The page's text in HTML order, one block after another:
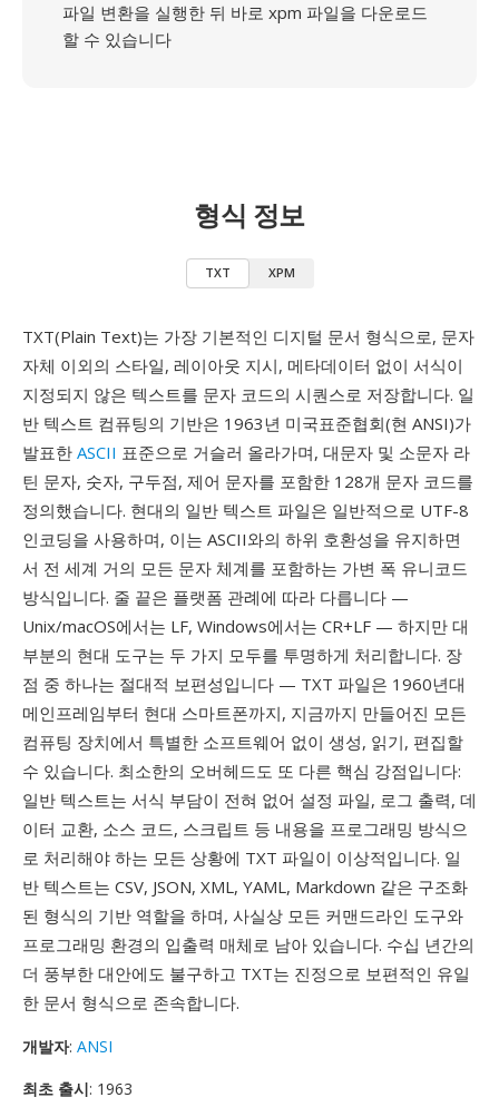
파일 변환을 실행한 뒤 바로 xpm 파일을 다운로드
할 수 있습니다
형식 정보
TXT XPM
TXT(Plain Text)는 가장 기본적인 디지털 문서 형식으로, 문자
자체 이외의 스타일, 레이아웃 지시, 메타데이터 없이 서식이
지정되지 않은 텍스트를 문자 코드의 시퀀스로 저장합니다. 일
반 텍스트 컴퓨팅의 기반은 1963년 미국표준협회(현 ANSI)가
발표한 ASCII 표준으로 거슬러 올라가며, 대문자 및 소문자 라
틴 문자, 숫자, 구두점, 제어 문자를 포함한 128개 문자 코드를
정의했습니다. 현대의 일반 텍스트 파일은 일반적으로 UTF-8
인코딩을 사용하며, 이는 ASCII와의 하위 호환성을 유지하면
서 전 세계 거의 모든 문자 체계를 포함하는 가변 폭 유니코드
방식입니다. 줄 끝은 플랫폼 관례에 따라 다릅니다 —
Unix/macOS에서는 LF, Windows에서는 CR+LF — 하지만 대
부분의 현대 도구는 두 가지 모두를 투명하게 처리합니다. 장
점 중 하나는 절대적 보편성입니다 — TXT 파일은 1960년대
메인프레임부터 현대 스마트폰까지, 지금까지 만들어진 모든
컴퓨팅 장치에서 특별한 소프트웨어 없이 생성, 읽기, 편집할
수 있습니다. 최소한의 오버헤드도 또 다른 핵심 강점입니다:
일반 텍스트는 서식 부담이 전혀 없어 설정 파일, 로그 출력, 데
이터 교환, 소스 코드, 스크립트 등 내용을 프로그래밍 방식으
로 처리해야 하는 모든 상황에 TXT 파일이 이상적입니다. 일
반 텍스트는 CSV, JSON, XML, YAML, Markdown 같은 구조화
된 형식의 기반 역할을 하며, 사실상 모든 커맨드라인 도구와
프로그래밍 환경의 입출력 매체로 남아 있습니다. 수십 년간의
더 풍부한 대안에도 불구하고 TXT는 진정으로 보편적인 유일
한 문서 형식으로 존속합니다.
개발자: ANSI
최초 출시: 1963